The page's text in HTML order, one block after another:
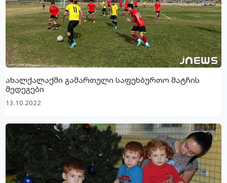
ახალქალაქში გამართული საფეხბურთო მატჩის
შედეგები
13.10.2022